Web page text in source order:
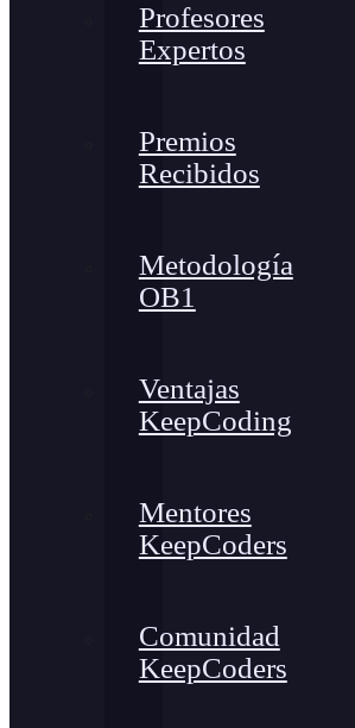
Profesores
Expertos
Premios
Recibidos
Metodología
OB1
Ventajas
KeepCoding
Mentores
KeepCoders
Comunidad
KeepCoders